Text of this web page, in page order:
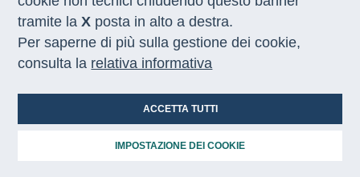
Nuove Competenze per le
Transizioni
tramite laX posta in alto a destra.
Per saperne di più sulla gestione dei cookie,
consulta la relativa informativa
ACCETTA TUTTI
IMPOSTAZIONE DEI COOKIE